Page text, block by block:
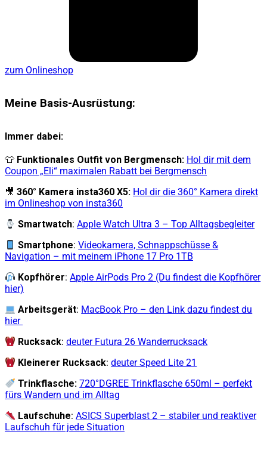
zum Onlineshop
Meine Basis-Ausrüstung:
Immer dabei:
👕 Funktionales Outfit von Bergmensch: Hol dir mit dem
Coupon „Eli“ maximalen Rabatt bei Bergmensch
🎥 360° Kamera insta360 X5: Hol dir die 360° Kamera direkt
im Onlineshop von insta360
Smartwatch:Apple Watch Ultra 3 – Top Alltagsbegleiter
Smartphone:Videokamera, Schnappschüsse &
Navigation – mit meinem iPhone 17 Pro 1TB
Kopfhörer:Apple AirPods Pro 2 (Du findest die Kopfhörer
hier)
Arbeitsgerät: MacBook Pro – den Link dazu findest du
hier
Rucksack:deuter Futura 26 Wanderrucksack
Kleinerer Rucksack:deuter Speed Lite 21
Trinkflasche: 720°DGREE Trinkflasche 650ml – perfekt
fürs Wandern und im Alltag
Laufschuhe:ASICS Superblast 2 – stabiler und reaktiver
Laufschuh für jede Situation